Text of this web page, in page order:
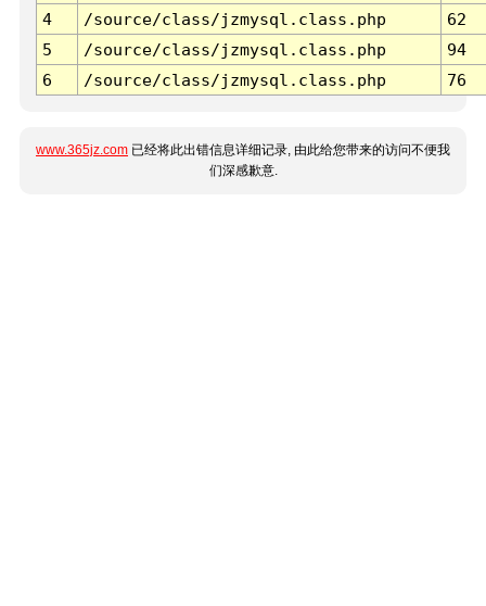
4
/source/class/jzmysql.class.php
62
5
/source/class/jzmysql.class.php
94
6
/source/class/jzmysql.class.php 76
www.365jz.com 已经将此出错信息详细记录, 由此给您带来的访问不便我
们深感歉意.